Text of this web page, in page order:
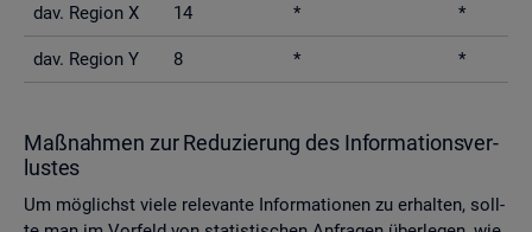
dav. Re­gi­on X 14 * *
dav. Re­gi­on Y 8 * *
Maß­nah­men zur Re­du­zie­rung des In­for­ma­ti­ons­ver­
lus­tes
Um mög­lichst viele re­le­van­te In­for­ma­tio­nen zu er­hal­ten, soll­